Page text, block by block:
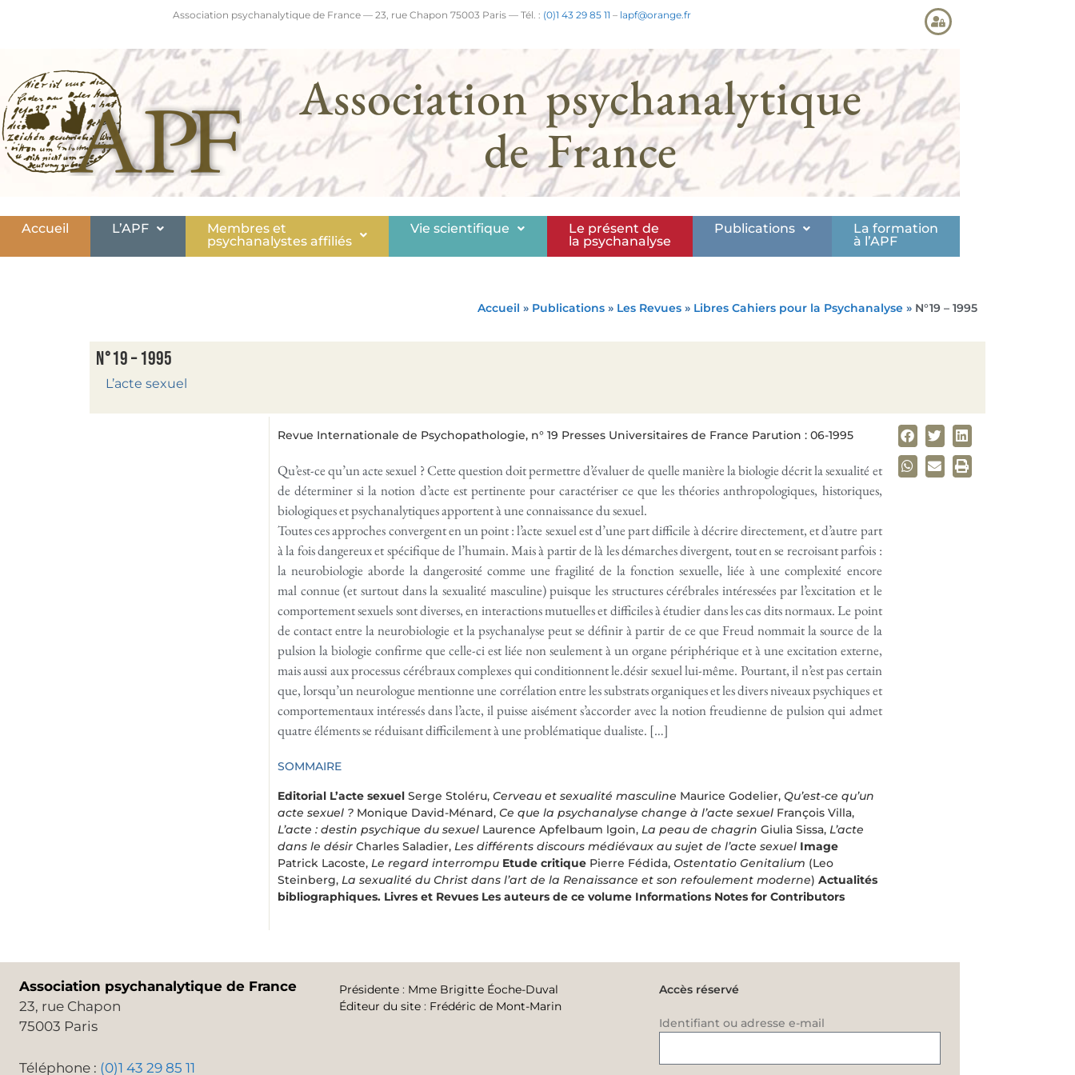
Association psychanalytique de France — 23, rue Chapon 75003 Paris — Tél. : (0)1 43 29 85 11 – lapf@orange.fr
Association psychanalytique
de France
Accueil L’APF
Membres et
psychanalystes affiliés
Vie scientifique
Le présent de
la psychanalyse
Publications
La formation
à l’APF
Accueil » Publications » Les Revues » Libres Cahiers pour la Psychanalyse » N°19 – 1995
N°19 – 1995
L’acte sexuel
Revue Internationale de Psychopathologie, n° 19 Presses Universitaires de France Parution : 06-1995
Qu’est-ce qu’un acte sexuel ? Cette question doit permettre d’évaluer de quelle manière la biologie décrit la sexualité et
de déterminer si la notion d’acte est pertinente pour caractériser ce que les théories anthropo­logiques, historiques,
biologiques et psychanalytiques apportent à une connaissance du sexuel.
Toutes ces approches convergent en un point : l’acte sexuel est d’une part difficile à décrire directement, et d’autre part
à la fois dangereux et spécifique de l’humain. Mais à partir de là les démarches divergent, tout en se recroisant parfois :
la neurobiologie aborde la dangerosité comme une fragilité de la fonction sexuelle, liée à une complexité encore
mal connue (et surtout dans la sexualité masculine) puisque les structures cérébrales intéressées par l’excitation et le
comportement sexuels sont diverses, en interactions mutuelles et difficiles à étudier dans les cas dits normaux. Le point
de contact entre la neurobiologie et la psychanalyse peut se définir à partir de ce que Freud nommait la source de la
pulsion la biologie confirme que celle-ci est liée non seulement à un organe périphérique et à une excitation externe,
mais aussi aux processus cérébraux complexes qui conditionnent le.désir sexuel lui-même. Pourtant, il n’est pas certain
que, lorsqu’un neurologue mentionne une corrélation entre les substrats organiques et les divers niveaux psychiques et
comportementaux intéressés dans l’acte, il puisse aisément s’accorder avec la notion freudienne de pulsion qui admet
quatre éléments se réduisant difficilement à une problématique dualiste. […]
SOMMAIRE
Editorial L’acte sexuel Serge Stoléru, Cerveau et sexualité masculine Maurice Godelier, Qu’est-ce qu’un
acte sexuel ? Monique David-Ménard, Ce que la psychanalyse change à l’acte sexuel François Villa,
L’acte : destin psychique du sexuel Laurence Apfelbaum lgoin, La peau de chagrin Giulia Sissa, L’acte
dans le désir Charles Saladier, Les différents discours médiévaux au sujet de l’acte sexuel Image
Patrick Lacoste, Le regard interrompu Etude critique Pierre Fédida, Ostentatio Genitalium (Leo
Steinberg, La sexualité du Christ dans l’art de la Renaissance et son refoulement moderne) Actualités
bibliographiques. Livres et Revues Les auteurs de ce volume Informations Notes for Contributors
Association psychanalytique de France
23, rue Chapon
75003 Paris
Téléphone : (0)1 43 29 85 11
Présidente: Mme Brigitte Éoche-Duval
Éditeur du site: Frédéric de Mont-Marin
Accès réservé
Identifiant ou adresse e-mail